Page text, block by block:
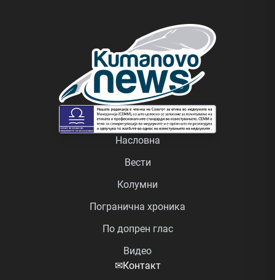
Насловна
Вести
Колумни
Погранична хроника
По допрен глас
Видео
✉Контакт